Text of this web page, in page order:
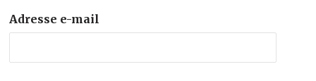
Adresse e-mail